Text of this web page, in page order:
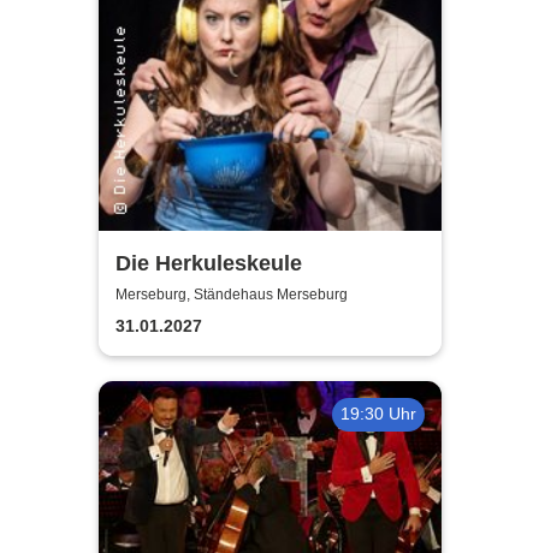
Die Herkuleskeule
Merseburg, Ständehaus Merseburg
31.01.2027
19:30 Uhr